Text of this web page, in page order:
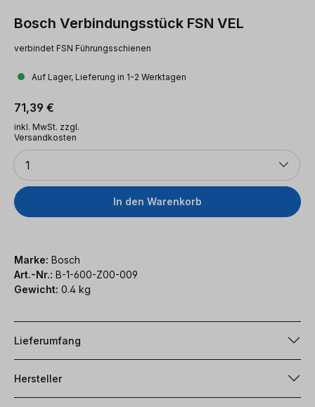
Bosch Verbindungsstück FSN VEL
verbindet FSN Führungsschienen
Auf Lager, Lieferung in 1-2 Werktagen
Regulärer Preis:
71,39 €
inkl. MwSt. zzgl.
Versandkosten
Anzahl
1
In den Warenkorb
Marke: Bosch
Art.-Nr.: B-1-600-Z00-009
Gewicht: 0.4 kg
Lieferumfang
Hersteller